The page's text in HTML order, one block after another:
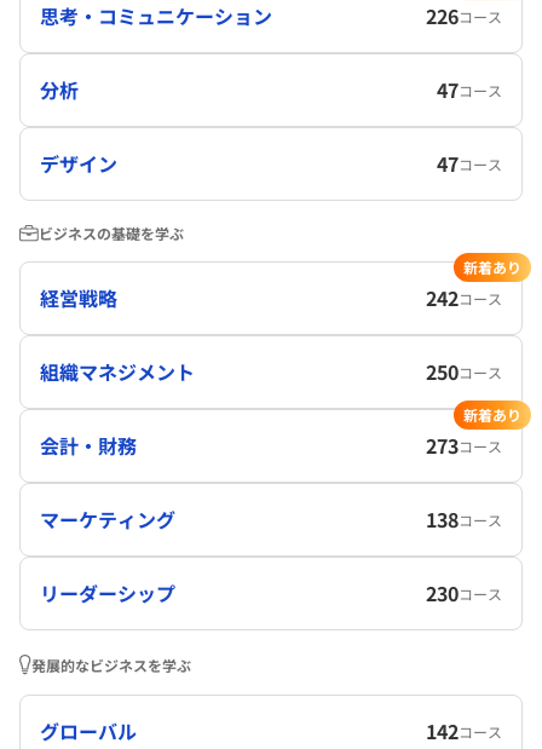
思考・コミュニケーション 226コース
分析 47コース
デザイン 47コース
ビジネスの基礎を学ぶ
経営戦略 242コース
新着あり
組織マネジメント 250コース
会計・財務 273コース
新着あり
マーケティング 138コース
リーダーシップ 230コース
発展的なビジネスを学ぶ
グローバル 142コース